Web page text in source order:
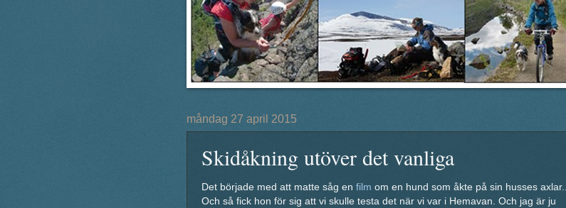
måndag 27 april 2015
Skidåkning utöver det vanliga
Det började med att matte såg en film om en hund som åkte på sin husses axlar...
Och så fick hon för sig att vi skulle testa det när vi var i Hemavan. Och jag är ju